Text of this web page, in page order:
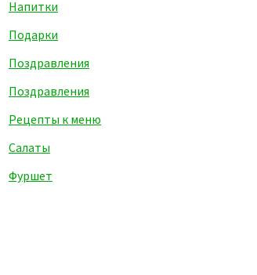
Напитки
Подарки
Поздравления
Поздравления
Рецепты к меню
Салаты
Фуршет